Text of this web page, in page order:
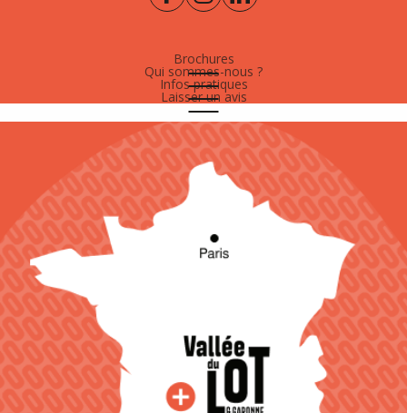
Brochures
Qui sommes-nous ?
Infos pratiques
Laisser un avis